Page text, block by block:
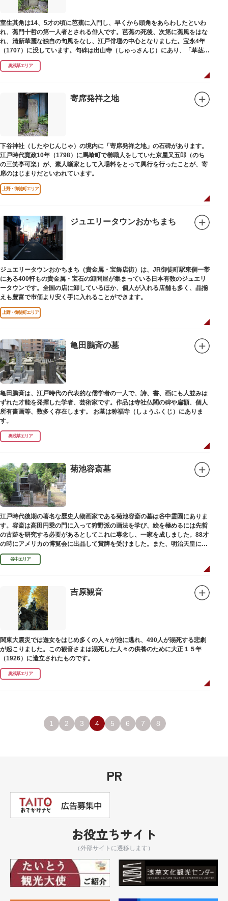
室生其角は14、5才の頃に芭蕉に入門し、早くから頭角をあらわしたといわ
れ、蕉門十哲の第一人者とされる俳人です。芭蕉の死後、次第に蕉風をはな
れ、清新華麗な独自の句風をなし、江戸俳壇の中心となりました。宝永4年
（1707）に没しています。句碑は出山寺（しゅっさんじ）にあり、「草茎を
つつむ葉もなき 雲間哉」と刻まれています。
奥浅草エリア
寄席発祥之地
下谷神社（したやじんじゃ）の境内に「寄席発祥之地」の石碑があります。
江戸時代寛政10年（1798）に馬喰町で櫛職人をしていた京屋又五郎（のち
の三笑亭可楽）が、素人噺家として入場料をとって興行を行ったことが、寄
席のはじまりだといわれています。
上野・御徒町エリア
ジュエリータウンおかちまち
ジュエリータウンおかちまち（貴金属・宝飾店街）は、JR御徒町駅東側一帯
にある400軒もの貴金属・宝石の卸問屋が集まっている日本有数のジュエリ
ータウンです。全国の店に卸しているほか、個人が入れる店舗も多く、品揃
えも豊富で市価より安く手に入れることができます。
上野・御徒町エリア
亀田鵬斉の墓
亀田鵬斉は、江戸時代の代表的な儒学者の一人で、詩、書、画にも人並みは
ずれた才能を発揮した学者、芸術家です。作品は寺社仏閣の碑や扁額、個人
所有書画等、数多く存在します。 お墓は称福寺（しょうふくじ）にありま
す。
奥浅草エリア
菊池容斎墓
江戸時代後期の著名な歴史人物画家である菊池容斎の墓は谷中霊園にありま
す。容斎は高田円乗の門に入って狩野派の画法を学び、絵を極めるには先哲
の古跡を研究する必要があるとしてこれに専念し、一家を成しました。88才
の時にアメリカの博覧会に出品して賞牌を受けました。また、明治天皇に
「日本画史」の称を賜りました。
谷中エリア
吉原観音
関東大震災では遊女をはじめ多くの人々が池に逃れ、490人が溺死する悲劇
が起こりました。この観音さまは溺死した人々の供養のために大正１５年
（1926）に造立されたものです。
奥浅草エリア
1 2 3 4 5 6 7 8
PR
お役立ちサイト
（外部サイトに遷移します）